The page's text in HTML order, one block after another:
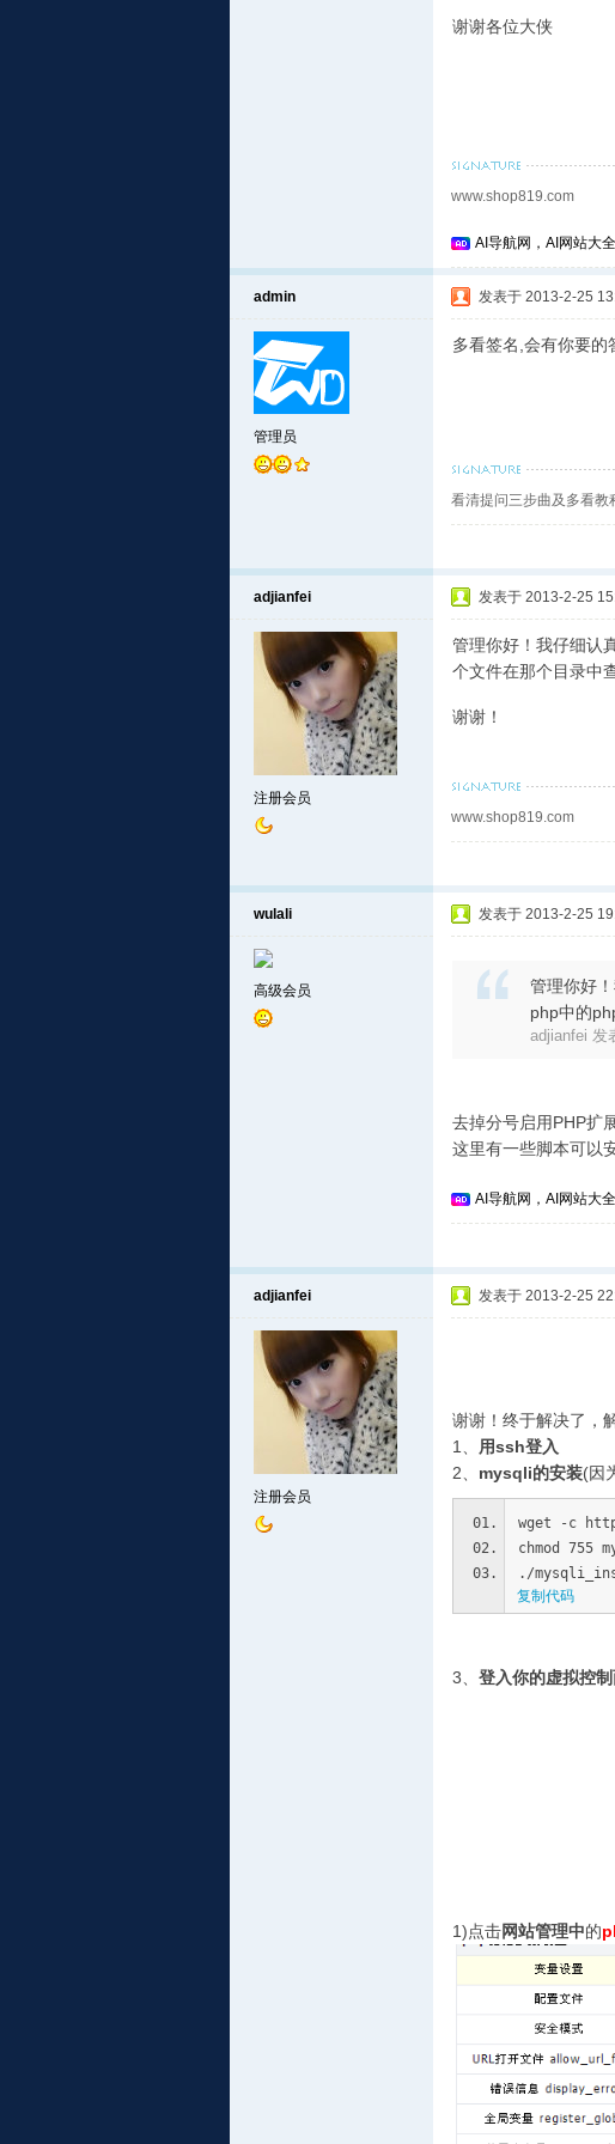
谢谢各位大侠
www.shop819.com
AI导航网，AI网站大
admin
管理员
发表于 2013-2-25
多看签名,会有你要的
看清提问三步曲及多看教
adjianfei
注册会员
发表于 2013-2-25
管理你好！我仔细认
个文件在那个目录中
谢谢！
www.shop819.com
wulali
高级会员
发表于 2013-2-25
管理你好
php中的
adjianfei 发
去掉分号启用PHP扩
这里有一些脚本可以
AI导航网，AI网站大
adjianfei
注册会员
发表于 2013-2-25
谢谢！终于解决了，
1、 用ssh登入
2、 mysqli的安装(因
wget -c
chmod 755
./
复制代码
3、 登入你的虚拟控
1)点击网站管理中的